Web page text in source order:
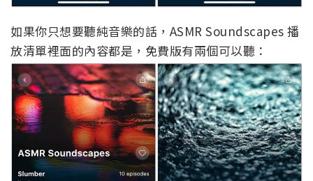
如果你只想要聽純音樂的話，ASMR Soundscapes 播
放清單裡面的內容都是，免費版有兩個可以聽：